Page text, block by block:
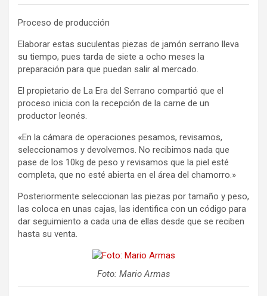
Proceso de producción
Elaborar estas suculentas piezas de jamón serrano lleva
su tiempo, pues tarda de siete a ocho meses la
preparación para que puedan salir al mercado.
El propietario de La Era del Serrano compartió que el
proceso inicia con la recepción de la carne de un
productor leonés.
«En la cámara de operaciones pesamos, revisamos,
seleccionamos y devolvemos. No recibimos nada que
pase de los 10kg de peso y revisamos que la piel esté
completa, que no esté abierta en el área del chamorro.»
Posteriormente seleccionan las piezas por tamaño y peso,
las coloca en unas cajas, las identifica con un código para
dar seguimiento a cada una de ellas desde que se reciben
hasta su venta.
Foto: Mario Armas